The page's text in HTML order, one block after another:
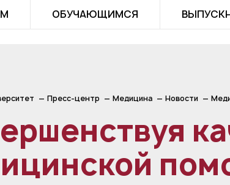
ОБУЧАЮЩИМСЯ
Пресс-центр Медицина Новости